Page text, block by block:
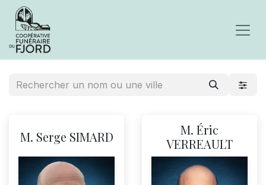
M. Serge SIMARD
M. Éric
VERREAULT